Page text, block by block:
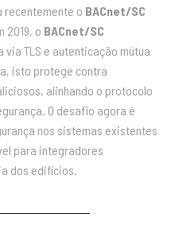
recentemente o BACnet/SC
2019, o BACnet/SC
TLS e autenticação mútua
isto protege contra
alinhando o protocolo
O desafio agora é
nos sistemas existentes
para integradores
dos edifícios.